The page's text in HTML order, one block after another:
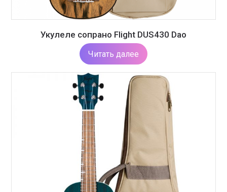
Укулеле сопрано Flight DUS430 Dao
Читать далее